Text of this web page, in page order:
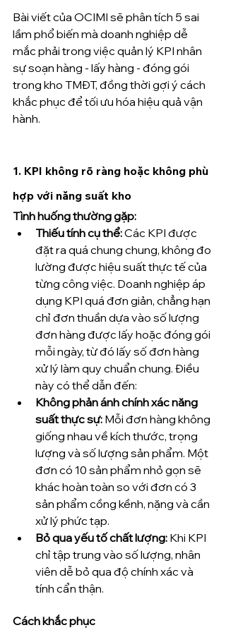
Bài viết của OCIMI sẽ phân tích 5 sai
lầm phổ biến mà doanh nghiệp dễ
mắc phải trong việc quản lý KPI nhân
sự soạn hàng - lấy hàng - đóng gói
trong kho TMĐT, đồng thời gợi ý cách
khắc phục để tối ưu hóa hiệu quả vận
hành.
1. KPI không rõ ràng hoặc không phù
hợp với năng suất kho
Tình huống thường gặp:
Thiếu tính cụ thể: Các KPI được
đặt ra quá chung chung, không đo
lường được hiệu suất thực tế của
từng công việc. Doanh nghiệp áp
dụng KPI quá đơn giản, chẳng hạn
chỉ đơn thuần dựa vào số lượng
đơn hàng được lấy hoặc đóng gói
mỗi ngày, từ đó lấy số đơn hàng
xử lý làm quy chuẩn chung. Điều
này có thể dẫn đến:
Không phản ánh chính xác năng
suất thực sự: Mỗi đơn hàng không
giống nhau về kích thước, trọng
lượng và số lượng sản phẩm. Một
đơn có 10 sản phẩm nhỏ gọn sẽ
khác hoàn toàn so với đơn có 3
sản phẩm cồng kềnh, nặng và cần
xử lý phức tạp.
Bỏ qua yếu tố chất lượng: Khi KPI
chỉ tập trung vào số lượng, nhân
viên dễ bỏ qua độ chính xác và
tính cẩn thận.
Cách khắc phục